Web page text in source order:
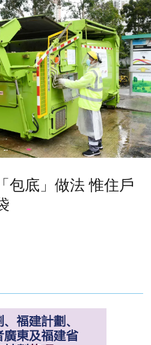
包底」做法 惟住戶